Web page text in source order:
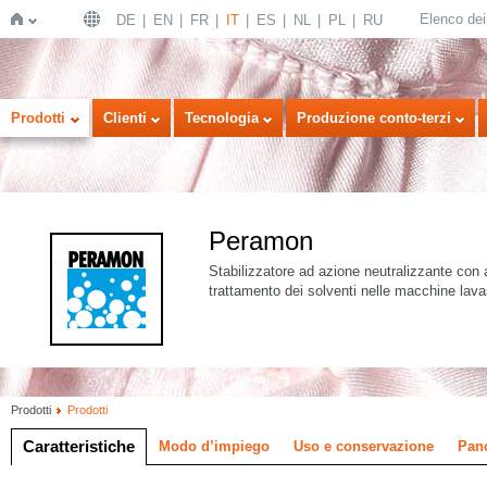
Home
DE EN FR IT ES NL PL RU Elenco
Prodotti Clienti Tecnologia Produzione conto-terzi
Peramon
Stabilizzatore ad azione neutralizzante con
trattamento dei solventi nelle macchine
Prodotti Prodotti
Caratteristiche Modo d’impiego Uso e conservazione